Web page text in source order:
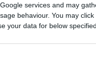
services and may
behaviour. You may
your data for below
και ο
35.000.000 ευρώ.
Ιουνίου έως τις 10
και έως τις 20